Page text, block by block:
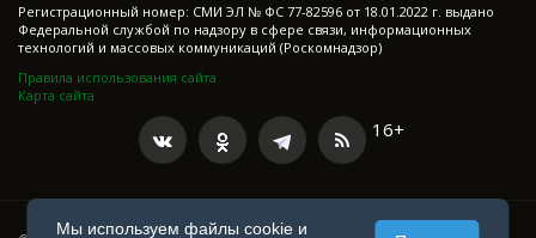
Регистрационный номер: СМИ ЭЛ № ФС 77-82596 от 18.01.2022 г. выдано
Федеральной службой по надзору в сфере связи, информационных
технологий и массовых коммуникаций (Роскомнадзор)
Правила использования сайта
Карта сайта
16+
Мы используем файлы cookie и